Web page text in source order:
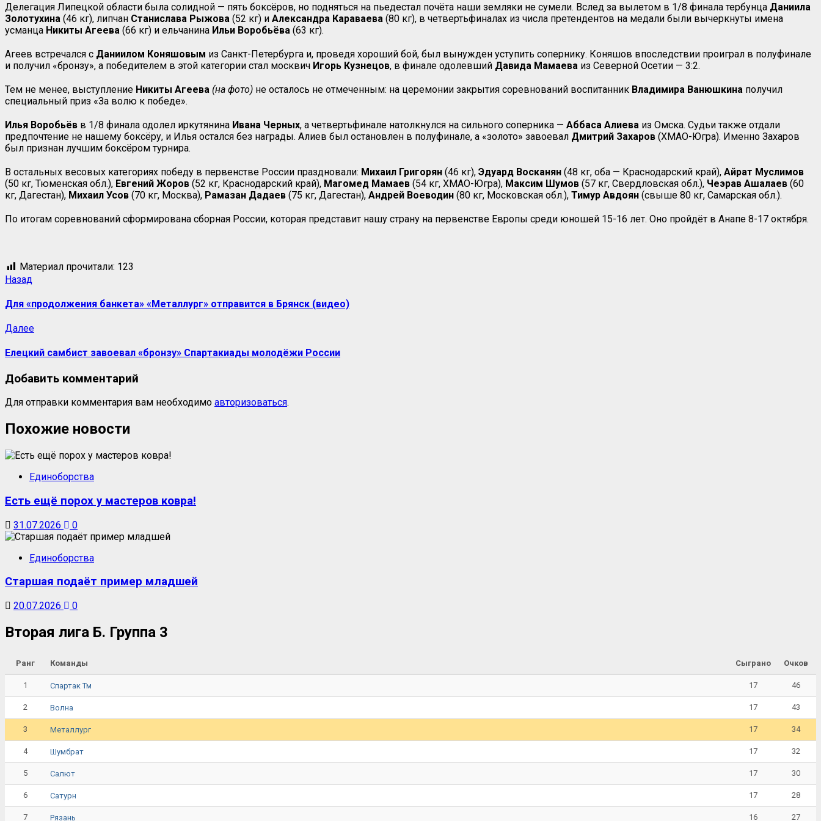
Делегация Липецкой области была солидной — пять боксёров, но подняться на пьедестал почёта наши земляки не сумели. Вслед за вылетом в 1/8 финала тербунца Даниила
Золотухина (46 кг), липчан Станислава Рыжова (52 кг) и Александра Караваева (80 кг), в четвертьфиналах из числа претендентов на медали были вычеркнуты имена
усманца Никиты Агеева (66 кг) и ельчанина Ильи Воробьёва (63 кг).
Агеев встречался с Даниилом Коняшовым из Санкт-Петербурга и, проведя хороший бой, был вынужден уступить сопернику. Коняшов впоследствии проиграл в полуфинале
и получил «бронзу», а победителем в этой категории стал москвич Игорь Кузнецов, в финале одолевший Давида Мамаева из Северной Осетии — 3:2.
Тем не менее, выступление Никиты Агеева (на фото) не осталось не отмеченным: на церемонии закрытия соревнований воспитанник Владимира Ванюшкина получил
специальный приз «За волю к победе».
Илья Воробьёв в 1/8 финала одолел иркутянина Ивана Черных, а четвертьфинале натолкнулся на сильного соперника — Аббаса Алиева из Омска. Судьи также отдали
предпочтение не нашему боксёру, и Илья остался без награды. Алиев был остановлен в полуфинале, а «золото» завоевал Дмитрий Захаров (ХМАО-Югра). Именно Захаров
был признан лучшим боксёром турнира.
В остальных весовых категориях победу в первенстве России праздновали: Михаил Григорян (46 кг), Эдуард Восканян (48 кг, оба — Краснодарский край), Айрат Муслимов
(50 кг, Тюменская обл.), Евгений Жоров (52 кг, Краснодарский край), Магомед Мамаев (54 кг, ХМАО-Югра), Максим Шумов (57 кг, Свердловская обл.), Чеэрав Ашалаев (60
кг, Дагестан), Михаил Усов (70 кг, Москва), Рамазан Дадаев (75 кг, Дагестан), Андрей Воеводин (80 кг, Московская обл.), Тимур Авдоян (свыше 80 кг, Самарская обл.).
По итогам соревнований сформирована сборная России, которая представит нашу страну на первенстве Европы среди юношей 15-16 лет. Оно пройдёт в Анапе 8-17 октября.
Материал прочитали: 123
Назад
Для «продолжения банкета» «Металлург» отправится в Брянск (видео)
Далее
Елецкий самбист завоевал «бронзу» Спартакиады молодёжи России
Добавить комментарий
Для отправки комментария вам необходимо авторизоваться.
Похожие новости
Единоборства
Есть ещё порох у мастеров ковра!
31.07.2026 0
Единоборства
Старшая подаёт пример младшей
20.07.2026 0
Вторая лига Б. Группа 3
Ранг Команды Сыграно Очков
1 Спартак Тм 17 46
2 Волна 17 43
3 Металлург 17 34
4 Шумбрат 17 32
5 Салют 17 30
6 Сатурн 17 28
7 Рязань 16 27